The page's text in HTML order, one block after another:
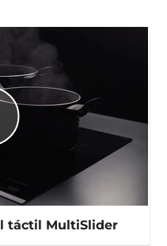
táctil MultiSlider